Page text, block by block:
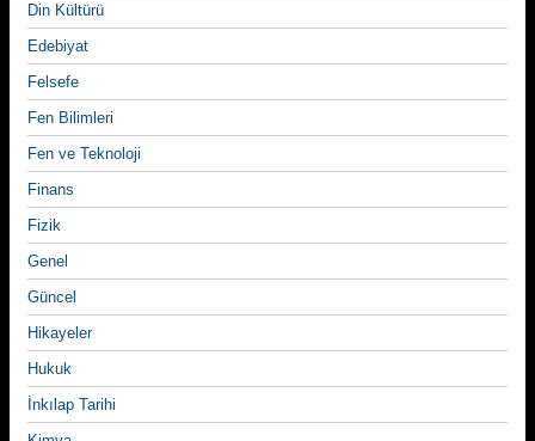
Din Kültürü
Edebiyat
Felsefe
Fen Bilimleri
Fen ve Teknoloji
Finans
Fizik
Genel
Güncel
Hikayeler
Hukuk
İnkılap Tarihi